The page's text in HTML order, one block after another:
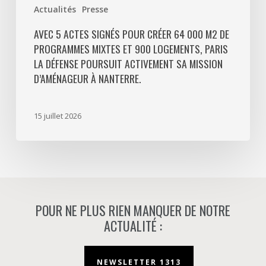
Actualités Presse
Défense
poursuit
activement
AVEC 5 ACTES SIGNÉS POUR CRÉER 64 000 M2 DE
PROGRAMMES MIXTES ET 900 LOGEMENTS, PARIS
LA DÉFENSE POURSUIT ACTIVEMENT SA MISSION
D’AMÉNAGEUR À NANTERRE.
15 juillet 2026
POUR NE PLUS RIEN MANQUER DE NOTRE
ACTUALITÉ :
NEWSLETTER 1313